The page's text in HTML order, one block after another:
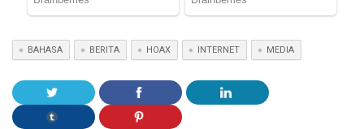
BAHASA BERITA HOAX INTERNET MEDIA